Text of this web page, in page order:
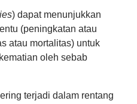
) dapat menunjukkan
(peningkatan atau
atau mortalitas) untuk
oleh sebab
terjadi dalam rentang